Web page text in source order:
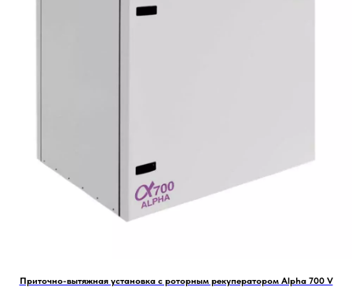
Приточно-вытяжная установка с роторным рекуператором Alpha 700 V